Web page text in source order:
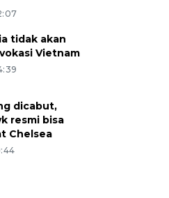
tidak akan
Vietnam
dicabut,
resmi bisa
Chelsea